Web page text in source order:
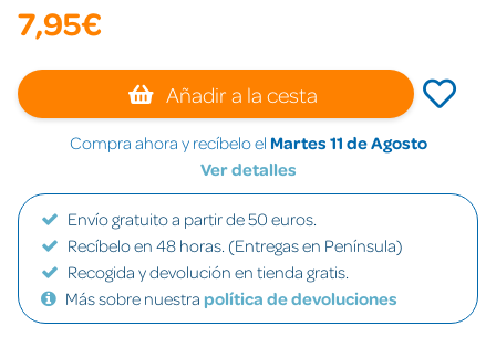
7,95€
Añadir a la cesta
Compra ahora y recíbelo el Martes 11 de Agosto
Ver detalles
Envío gratuito a partir de 50 euros.
Recíbelo en 48 horas. (Entregas en Península)
Recogida y devolución en tienda gratis.
Más sobre nuestra política de devoluciones